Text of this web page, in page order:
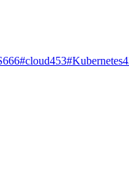
666#cloud453#Kubernetes